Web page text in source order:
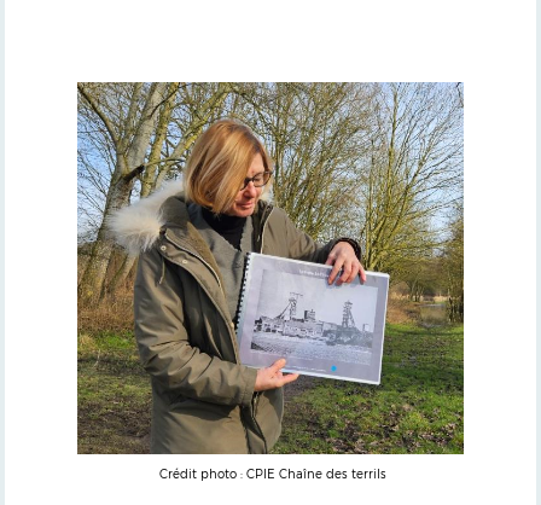
Crédit photo : CPIE Chaîne des terrils